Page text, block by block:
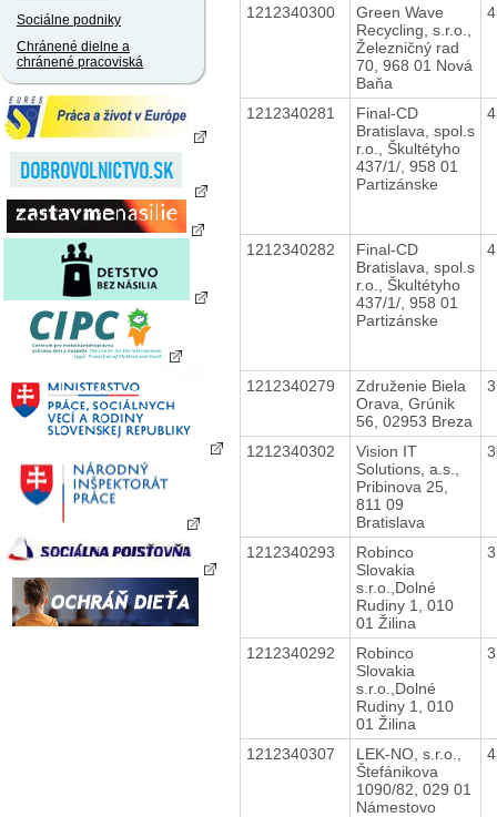
Sociálne podniky
Chránené dielne a
chránené pracoviská
1212340300
Green Wave
Recycling, s.r.o.,
Železničný rad
70, 968 01 Nová
Baňa
1212340281
Final-CD
Bratislava, spol.s
r.o., Škultétyho
437/1/, 958 01
Partizánske
1212340282
Final-CD
Bratislava, spol.s
r.o., Škultétyho
437/1/, 958 01
Partizánske
1212340279
Združenie Biela
Orava, Grúnik
56, 02953 Breza
1212340302
Vision IT
Solutions, a.s.,
Pribinova 25,
811 09
Bratislava
1212340293
Robinco
Slovakia
s.r.o.,Dolné
Rudiny 1, 010
01 Žilina
1212340292
Robinco
Slovakia
s.r.o.,Dolné
Rudiny 1, 010
01 Žilina
1212340307
LEK-NO, s.r.o.,
Štefánikova
1090/82, 029 01
Námestovo